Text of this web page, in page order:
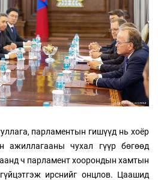
парламентын гишүүд нь хоёр
ажиллагааны чухал гүүр бөгөөд
ч парламент хоорондын хамтын
ирснийг онцлов. Цаашид